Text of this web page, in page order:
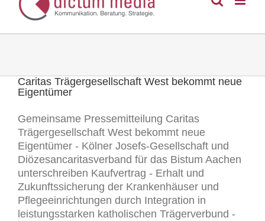
Caritas Trägergesellschaft West bekommt neue
Eigentümer
Gemeinsame Pressemitteilung Caritas
Trägergesellschaft West bekommt neue
Eigentümer - Kölner Josefs-Gesellschaft und
Diözesancaritasverband für das Bistum Aachen
unterschreiben Kaufvertrag - Erhalt und
Zukunftssicherung der Krankenhäuser und
Pflegeeinrichtungen durch Integration in
leistungsstarken katholischen Trägerverbund -